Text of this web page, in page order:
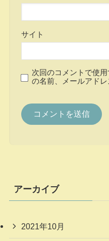
サイト
次回のコメントで使
の名前、メールアドレ
アーカイブ
2021年10月